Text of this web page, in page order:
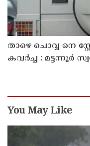
താഴെ ചൊവ്വ നെ
കവർച്ച : മട്ടന്നൂർ
You May Like